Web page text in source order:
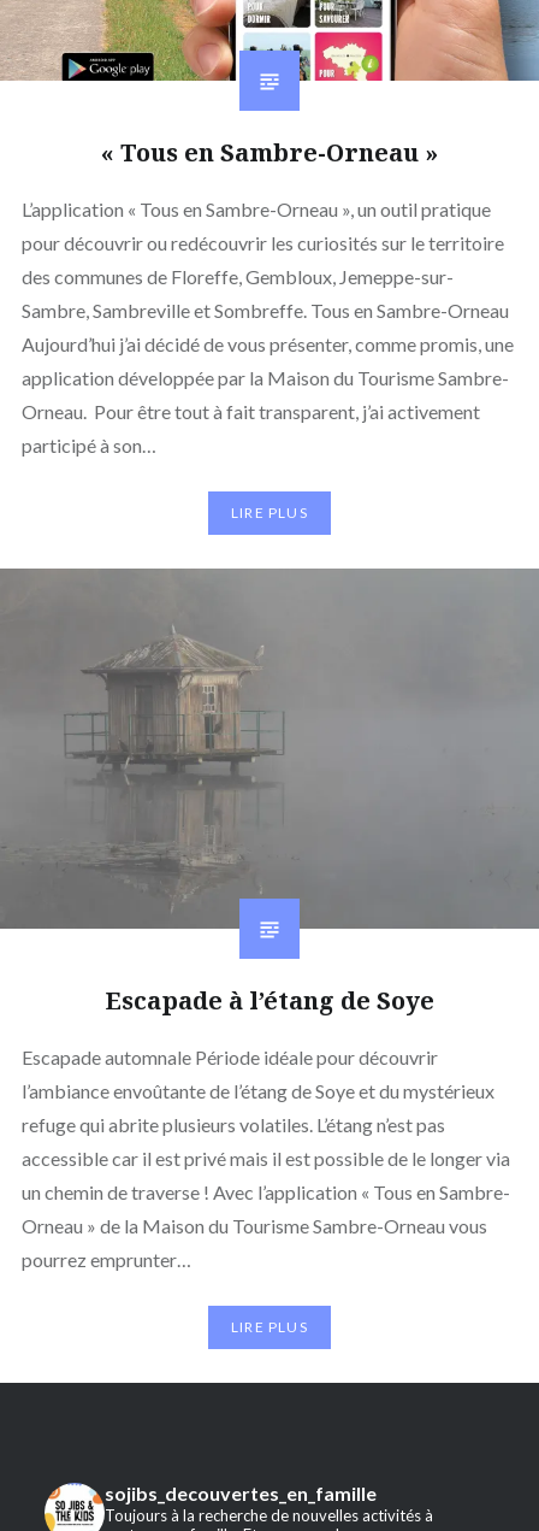
« Tous en Sambre-Orneau »
L’application « Tous en Sambre-Orneau », un outil pratique
pour découvrir ou redécouvrir les curiosités sur le territoire
des communes de Floreffe, Gembloux, Jemeppe-sur-
Sambre, Sambreville et Sombreffe. Tous en Sambre-Orneau
Aujourd’hui j’ai décidé de vous présenter, comme promis, une
application développée par la Maison du Tourisme Sambre-
Orneau. Pour être tout à fait transparent, j’ai activement
participé à son…
LIRE PLUS
Escapade à l’étang de Soye
Escapade automnale Période idéale pour découvrir
l’ambiance envoûtante de l’étang de Soye et du mystérieux
refuge qui abrite plusieurs volatiles. L’étang n’est pas
accessible car il est privé mais il est possible de le longer via
un chemin de traverse ! Avec l’application « Tous en Sambre-
Orneau » de la Maison du Tourisme Sambre-Orneau vous
pourrez emprunter…
LIRE PLUS
sojibs_decouvertes_en_famille
Toujours à la recherche de nouvelles activités à